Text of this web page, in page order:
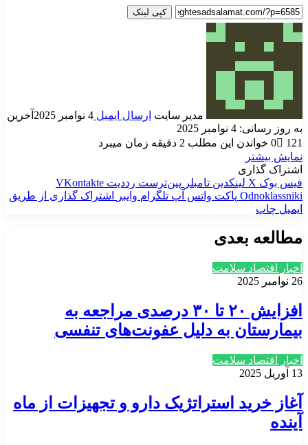
کپی لینک
مدیر سایت ارسال ایمیل 4 نوامبر 2025
آخرین
به روز رسانی: 4 نوامبر 2025
0
121
خواندن این مطلب 2 دقیقه زمان میبرد
نمایش بیشتر
اشتراک گذاری
فیس بوک X لینکدین ‫تامبلر ‫پین‌ترست ‫رددیت ‫VKontakte
‫Odnoklassniki پاکت واتس آپ تلگرام وایبر
اشتراک گذاری از طریق
ایمیل چاپ
مطالعه بعدی
اخبار اقتصاد سلامت
26 نوامبر 2025
افزایش ۲۰ تا ۳۰ درصدی مراجعه به
بیمارستان به دلیل عفونت‌های تنفسی
اخبار اقتصاد سلامت
13 آوریل 2025
آغاز خرید استراتژیک دارو و تجهیزات از ماه
آینده